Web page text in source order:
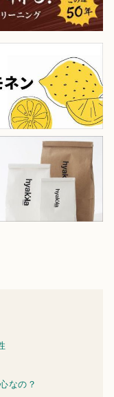
なの？